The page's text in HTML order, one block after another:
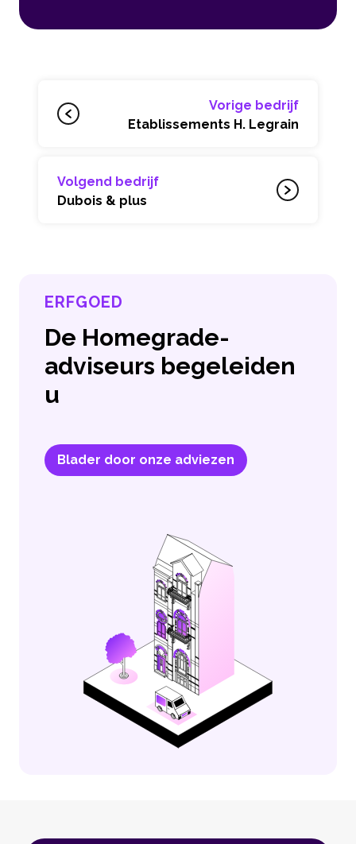
Vorige bedrijf
Etablissements H. Legrain
Volgend bedrijf
Dubois & plus
ERFGOED
De Homegrade-
adviseurs begeleiden
u
Blader door onze adviezen